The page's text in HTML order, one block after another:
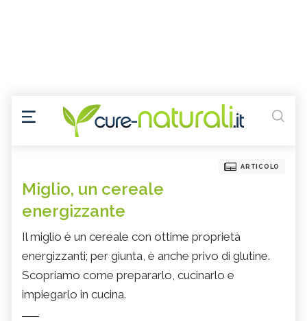
ARTICOLO
Miglio, un cereale
energizzante
Il miglio è un cereale con ottime proprietà
energizzanti; per giunta, è anche privo di glutine.
Scopriamo come prepararlo, cucinarlo e
impiegarlo in cucina.